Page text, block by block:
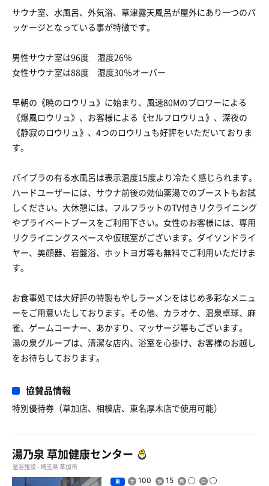
サウナ室、水風呂、外気浴、草津露天風呂が屋外にあり一つのパ
ッケージとなっている事が特徴です。
男性サウナ室は96度 湿度26％
女性サウナ室は88度 湿度30％オーバー
早朝の《暁のロウリュ》に始まり、風速80Mのブロワーによる
《爆風ロウリュ》、お客様による《セルフロウリュ》、深夜の
《静寂のロウリュ》、4つのロウリュも好評をいただいておりま
す。
バイブラの有る水風呂は表示温度15度より冷たく感じられます。
ハードユーザーには、サウナ前後の効仙薬湯でのブーストもお試
しください。大休憩には、フルフラットのTV付きリクライニング
やプライベートブースをご利用下さい。女性のお客様には、専用
リクライニングスペースや仮眠室がございます。ダイソンドライ
ヤー、美顔器、岩盤浴、ホットヨガ等も無料でご利用いただけま
す。
お食事処では大好評の特製もやしラーメンをはじめ多彩なメニュ
ーをご用意いたしております。その他、カラオケ、温泉卓球、麻
雀、ゲームコーナー、あかすり、マッサージ等もございます。
湯の泉グループは、清潔な店内、浴室を心掛け、お客様のお越し
をお待ちしております。
協賛品情報
特別優待券（草加店、相模店、東名厚木店で使用可能）
湯乃泉 草加健康センター
温浴施設 - 埼玉県 草加市
男 100 15